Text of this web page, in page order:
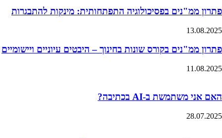
פתרון ממ"נים בפסיכולוגיה התפתחותית: מינקות להתבגרות
13.08.2025
פתרון ממ"נים בקורס שונות בחינוך – היבטים עיוניים ויישומיים
11.08.2025
האם אני משתמשת ב-AI בכתיבה?
28.07.2025